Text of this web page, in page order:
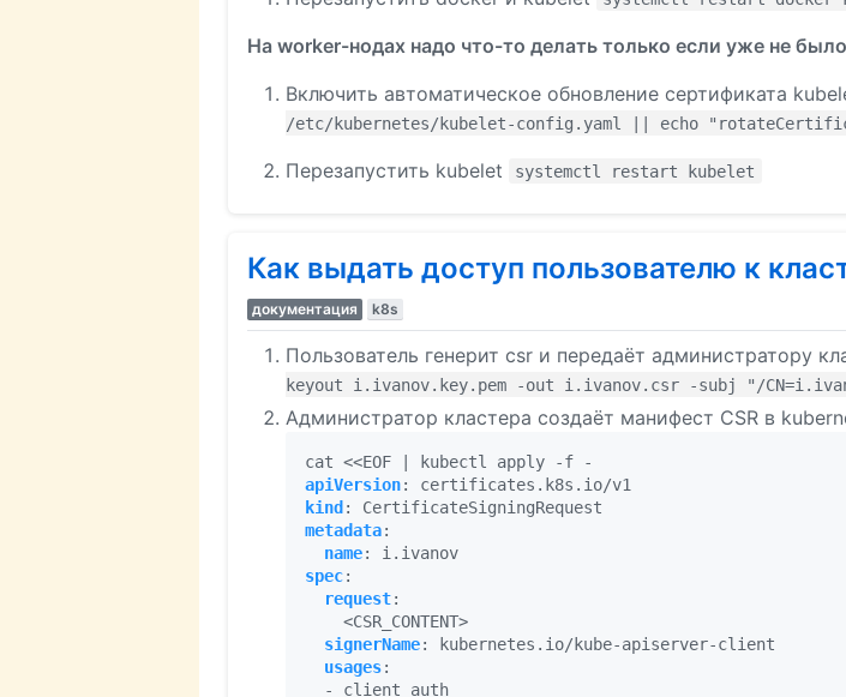
На worker-нодах надо что-то делать только если уже не
Включить автоматическое обновление сертификата
/etc/kubernetes/kubelet-config.yaml || echo
Перезапустить kubelet systemctl restart kubelet
Как выдать доступ пользователю к
документация k8s
Пользователь генерит csr и передаёт администратору
keyout i.ivanov.key.pem -out i.ivanov.csr -subj "/
Администратор кластера создаёт манифест CSR в
cat <<EOF | kubectl apply -f -
apiVersion:
certificates.k8s.io/v1
kind :
CertificateSigningRequest
metadata:
name:
i.ivanov
spec:
request:
<CSR_CONTENT>
signerName:
kubernetes.io/kube-apiserver-client
usages:
- client auth